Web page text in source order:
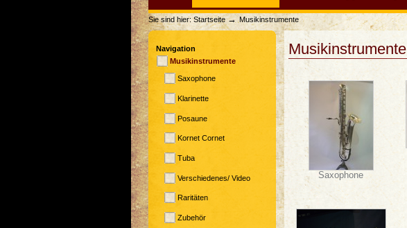
Sie sind hier: Startseite →Musikinstrumente
Navigation
Musikinstrumente
Saxophone
Klarinette
Posaune
Kornet Cornet
Tuba
Verschiedenes/ Video
Raritäten
Zubehör
Musikinstrumente
Saxophone